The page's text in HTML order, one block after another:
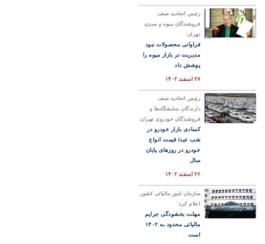
رئیس اتحادیه صنف
فروشندگان میوه و سبزی
تهران:
فراوانی محصولات نبود
مدیریت در بازار میوه را
پوشش داد
۲۷ اسفند ۱۴۰۲
رئیس اتحادیه صنف
دارندگان نمایشگاه‌ها و
فروشندگان خودروی تهران:
کسادی بازار خودرو در
شب عید/ قیمت انواع
خودرو در روزهای پایان
سال
۲۶ اسفند ۱۴۰۲
سازمان امور مالیاتی کشور
اعلام کرد:
مهلت بخشودگی جرایم
مالیاتی محدود به ۱۴۰۲
است